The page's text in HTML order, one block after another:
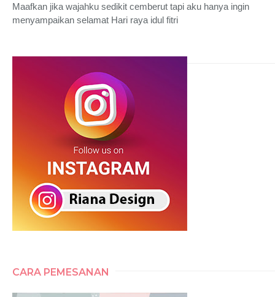
Maafkan jika wajahku sedikit cemberut tapi aku hanya ingin
menyampaikan selamat Hari raya idul fitri
CARA PEMESANAN